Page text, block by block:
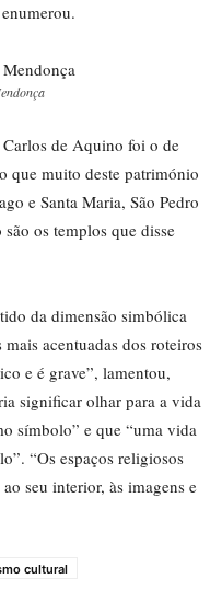
de Aquino foi o de
que muito deste património
e Santa Maria, São Pedro
são os templos que disse
da dimensão simbólica
acentuadas dos roteiros
e é grave”, lamentou,
significar olhar para a vida
símbolo” e que “uma vida
“Os espaços religiosos
seu interior, às imagens e
cultural